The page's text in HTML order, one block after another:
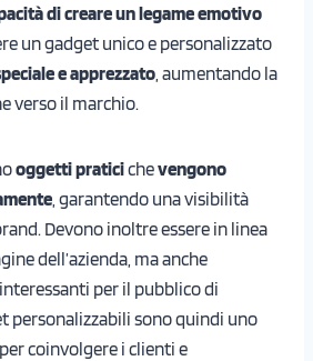
di creare un legame emotivo
un gadget unico e personalizzato
e apprezzato , aumentando la
verso il marchio.
oggetti praticichevengono
, garantendo una visibilità
Devono inoltre essere in linea
dell’azienda, ma anche
per il pubblico di
personalizzabili sono quindi uno
coinvolgere i clienti e